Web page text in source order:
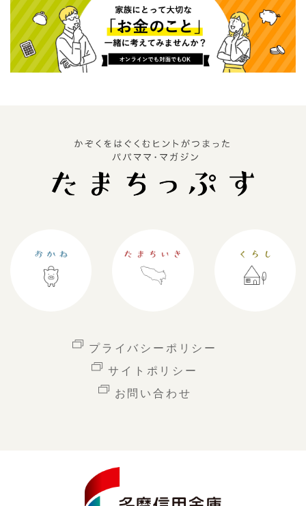
プライバシーポリシー
サイトポリシー
お問い合わせ